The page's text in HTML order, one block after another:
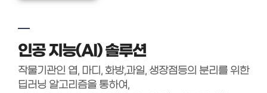
인공 지능(AI) 솔루션
작물기관인 엽, 마디, 화방,과일, 생장점등의 분리를 위한
딥러닝 알고리즘을 통하여,